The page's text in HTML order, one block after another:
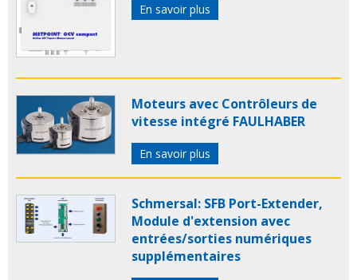
En savoir plus
Moteurs avec Contrôleurs de
vitesse intégré FAULHABER
En savoir plus
Schmersal: SFB Port-Extender,
Module d'extension avec
entrées/sorties numériques
supplémentaires